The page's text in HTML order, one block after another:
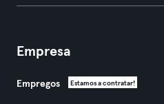
Empresa
Empregos Estamos a contratar!